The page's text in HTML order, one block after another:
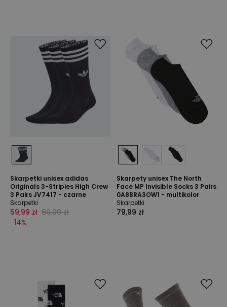
Skarpetki unisex adidas
Originals 3-Stripies High Crew
3 Pairs JV7417 - czarne
Skarpetki
59,99 zł 69,99 zł
-14%
Skarpety unisex The North
Face MP Invisible Socks 3 Pairs
0A8BRA3OW1 - multikolor
Skarpetki
79,99 zł